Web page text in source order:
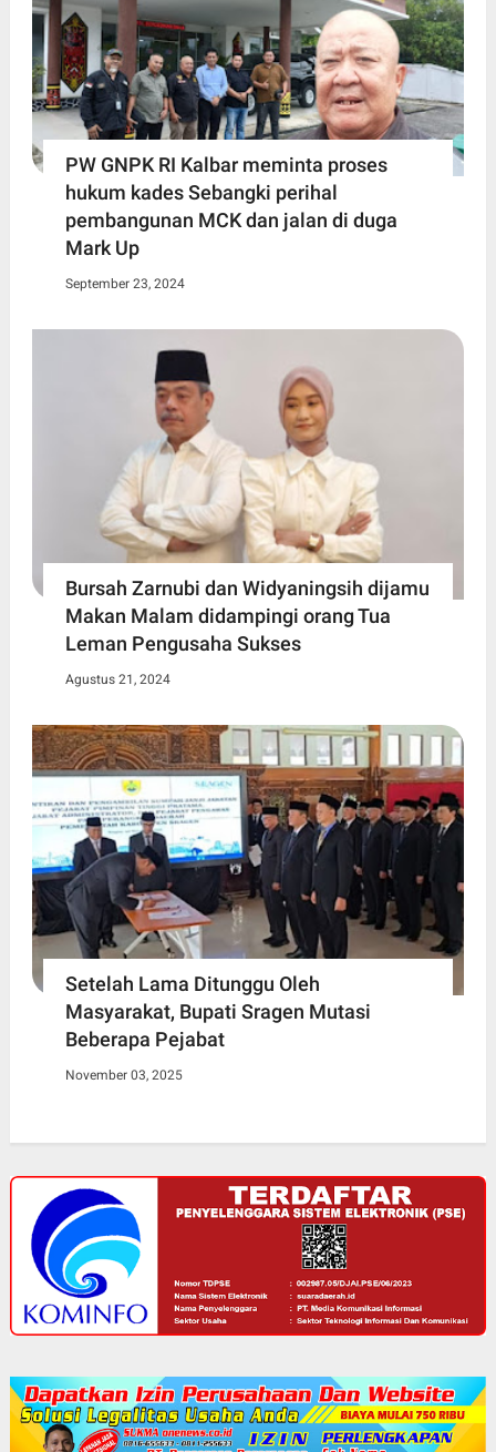
PW GNPK RI Kalbar meminta proses
hukum kades Sebangki perihal
pembangunan MCK dan jalan di duga
Mark Up
September 23, 2024
Bursah Zarnubi dan Widyaningsih dijamu
Makan Malam didampingi orang Tua
Leman Pengusaha Sukses
Agustus 21, 2024
Setelah Lama Ditunggu Oleh
Masyarakat, Bupati Sragen Mutasi
Beberapa Pejabat
November 03, 2025